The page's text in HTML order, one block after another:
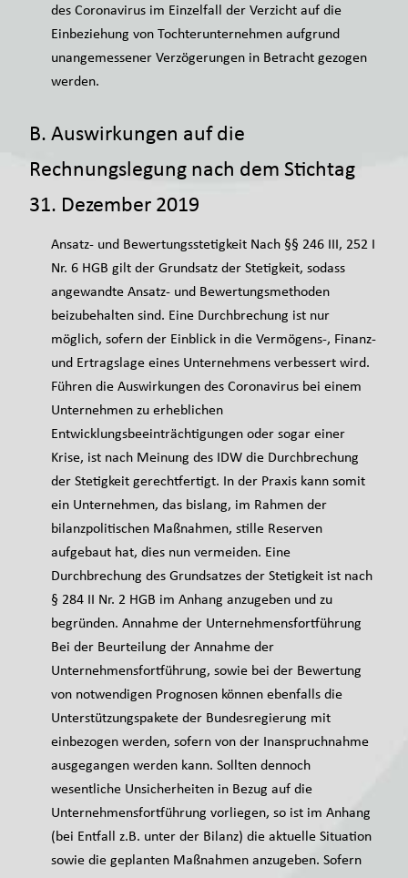
des Coronavirus im Einzelfall der Verzicht auf die
Einbeziehung von Tochterunternehmen aufgrund
unangemessener Verzögerungen in Betracht gezogen
werden.
B. Auswirkungen auf die
Rechnungslegung nach dem Stichtag
31. Dezember 2019
Ansatz- und Bewertungsstetigkeit Nach §§ 246 III, 252 I
Nr. 6 HGB gilt der Grundsatz der Stetigkeit, sodass
angewandte Ansatz- und Bewertungsmethoden
beizubehalten sind. Eine Durchbrechung ist nur
möglich, sofern der Einblick in die Vermögens-, Finanz-
und Ertragslage eines Unternehmens verbessert wird.
Führen die Auswirkungen des Coronavirus bei einem
Unternehmen zu erheblichen
Entwicklungsbeeinträchtigungen oder sogar einer
Krise, ist nach Meinung des IDW die Durchbrechung
der Stetigkeit gerechtfertigt. In der Praxis kann somit
ein Unternehmen, das bislang, im Rahmen der
bilanzpolitischen Maßnahmen, stille Reserven
aufgebaut hat, dies nun vermeiden. Eine
Durchbrechung des Grundsatzes der Stetigkeit ist nach
§ 284 II Nr. 2 HGB im Anhang anzugeben und zu
begründen. Annahme der Unternehmensfortführung
Bei der Beurteilung der Annahme der
Unternehmensfortführung, sowie bei der Bewertung
von notwendigen Prognosen können ebenfalls die
Unterstützungspakete der Bundesregierung mit
einbezogen werden, sofern von der Inanspruchnahme
ausgegangen werden kann. Sollten dennoch
wesentliche Unsicherheiten in Bezug auf die
Unternehmensfortführung vorliegen, so ist im Anhang
(bei Entfall z.B. unter der Bilanz) die aktuelle Situation
sowie die geplanten Maßnahmen anzugeben. Sofern